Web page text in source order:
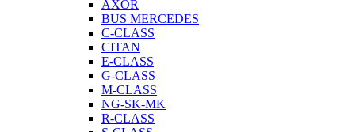
AXOR
BUS MERCEDES
C-CLASS
CITAN
E-CLASS
G-CLASS
M-CLASS
NG-SK-MK
R-CLASS